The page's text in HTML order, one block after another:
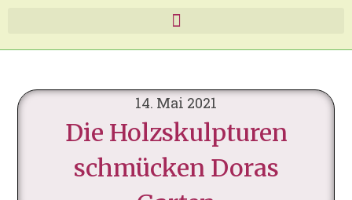
14. Mai 2021
Die Holzskulpturen
schmücken Doras